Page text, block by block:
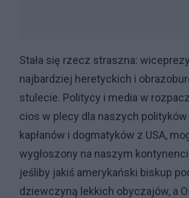
Stała się rzecz straszna:
najbardziej heretyckich i
stulecie. Politycy i media w
cios w plecy dla naszych
kapłanów i dogmatyków z USA,
wygłoszony na naszym
jeśliby jakiś amerykański biskup
dziewczyną lekkich obyczajów, a